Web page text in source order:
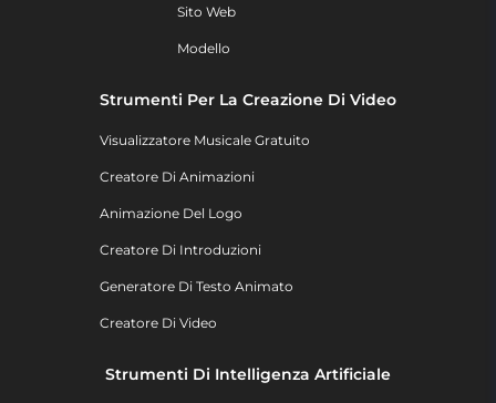
Sito Web
Modello
Strumenti Per La Creazione Di Video
Visualizzatore Musicale Gratuito
Creatore Di Animazioni
Animazione Del Logo
Creatore Di Introduzioni
Generatore Di Testo Animato
Creatore Di Video
Strumenti Di Intelligenza Artificiale